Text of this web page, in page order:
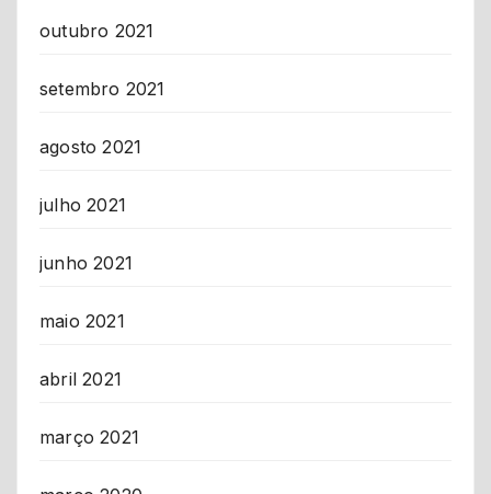
outubro 2021
setembro 2021
agosto 2021
julho 2021
junho 2021
maio 2021
abril 2021
março 2021